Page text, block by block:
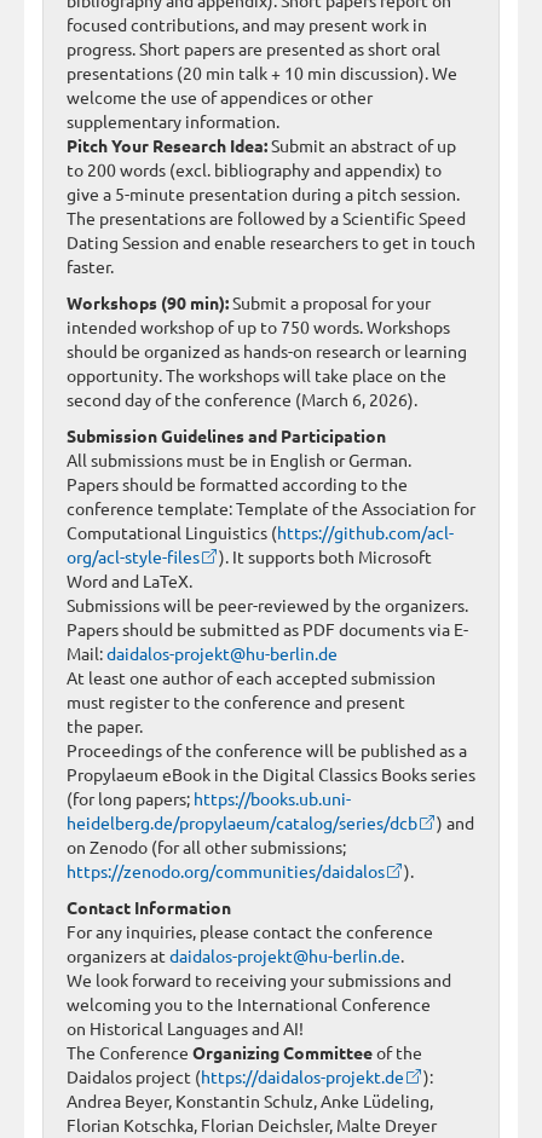
focused contributions, and may present work in
progress. Short papers are presented as short oral
presentations (20 min talk + 10 min discussion). We
welcome the use of appendices or other
supplementary information.
Pitch Your Research Idea:Submit an abstract of up
to 200 words (excl. bibliography and appendix) to
give a 5-minute presentation during a pitch session.
The presentations are followed by a Scientific Speed
Dating Session and enable researchers to get in touch
faster.
Workshops (90 min):Submit a proposal for your
intended workshop of up to 750 words. Workshops
should be organized as hands-on research or learning
opportunity. The workshops will take place on the
second day of the conference (March 6, 2026).
Submission Guidelines and Participation
All submissions must be in English or German.
Papers should be formatted according to the
conference template: Template of the Association for
Computational Linguistics (https://github.com/acl-
org/acl-style-files
). It supports both Microsoft
Word and LaTeX.
Submissions will be peer-reviewed by the organizers.
Papers should be submitted as PDF documents via E-
Mail:daidalos-projekt@hu-berlin.de
At least one author of each accepted submission
must register to the conference and present
the paper.
Proceedings of the conference will be published as a
Propylaeum eBook in the Digital Classics Books series
(for long papers; https://books.ub.uni-
heidelberg.de/propylaeum/catalog/series/dcb
) and
on Zenodo (for all other submissions;
https://zenodo.org/communities/daidalos
).
Contact Information
For any inquiries, please contact the conference
organizers at daidalos-projekt@hu-berlin.de.
We look forward to receiving your submissions and
welcoming you to the International Conference
on Historical Languages and AI!
The Conference Organizing Committeeof the
Daidalos project (https://daidalos-projekt.de
):
Andrea Beyer, Konstantin Schulz, Anke Lüdeling,
Florian Kotschka, Florian Deichsler, Malte Dreyer